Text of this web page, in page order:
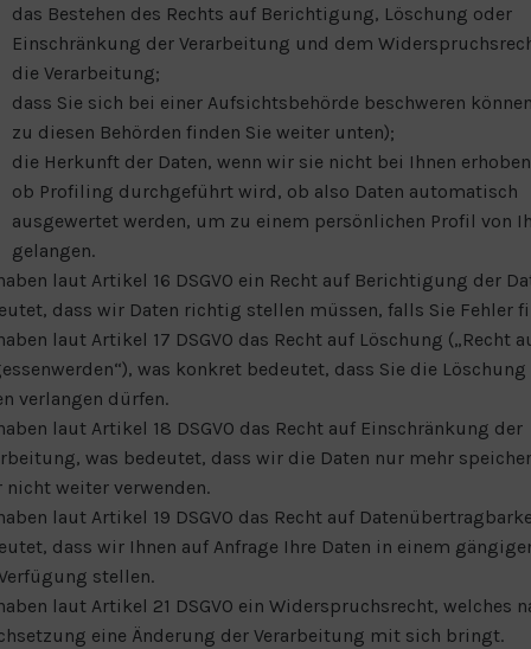
das Bestehen des Rechts auf Berichtigung, Löschung oder
Einschränkung der Verarbeitung und dem
die Verarbeitung;
dass Sie sich bei einer Aufsichtsbehörde beschweren
zu diesen Behörden finden Sie weiter unten);
die Herkunft der Daten, wenn wir sie nicht bei Ihnen
ob Profiling durchgeführt wird, ob also Daten automatisch
ausgewertet werden, um zu einem persönlichen Profil von
gelangen.
laut Artikel 16 DSGVO ein Recht auf Berichtigung der
dass wir Daten richtig stellen müssen, falls Sie Fehler
laut Artikel 17 DSGVO das Recht auf Löschung („Recht
was konkret bedeutet, dass Sie die Löschung
verlangen dürfen.
laut Artikel 18 DSGVO das Recht auf Einschränkung der
was bedeutet, dass wir die Daten nur mehr
nicht weiter verwenden.
laut Artikel 19 DSGVO das Recht auf
dass wir Ihnen auf Anfrage Ihre Daten in einem
stellen.
laut Artikel 21 DSGVO ein Widerspruchsrecht, welches
eine Änderung der Verarbeitung mit sich bringt.